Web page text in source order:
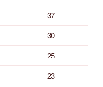
37
30
25
23